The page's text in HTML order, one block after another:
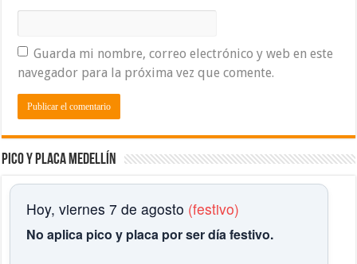
Guarda mi nombre, correo electrónico y web en este
navegador para la próxima vez que comente.
Pico y placa Medellín
Hoy, viernes 7 de agosto (festivo)
No aplica pico y placa por ser día festivo.